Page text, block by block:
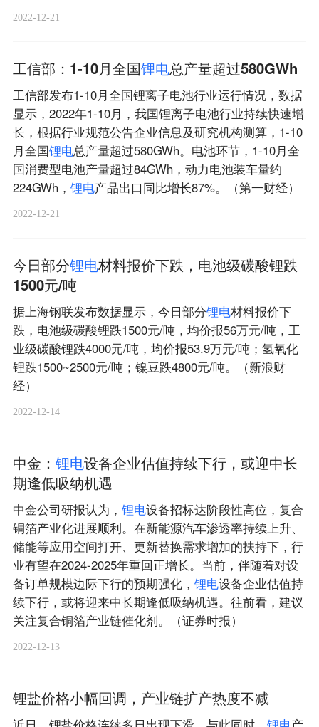
2022-12-21
工信部：1-10月全国锂电总产量超过580GWh
工信部发布1-10月全国锂离子电池行业运行情况，数据
显示，2022年1-10月，我国锂离子电池行业持续快速增
长，根据行业规范公告企业信息及研究机构测算，1-10
月全国锂电总产量超过580GWh。电池环节，1-10月全
国消费型电池产量超过84GWh，动力电池装车量约
224GWh， 锂电产品出口同比增长87%。（第一财经）
2022-12-21
今日部分锂电材料报价下跌，电池级碳酸锂跌
1500元/吨
据上海钢联发布数据显示，今日部分锂电材料报价下
跌，电池级碳酸锂跌1500元/吨，均价报56万元/吨，工
业级碳酸锂跌4000元/吨，均价报53.9万元/吨；氢氧化
锂跌1500~2500元/吨；镍豆跌4800元/吨。（新浪财
经）
2022-12-14
中金： 锂电设备企业估值持续下行，或迎中长
期逢低吸纳机遇
中金公司研报认为， 锂电设备招标达阶段性高位，复合
铜箔产业化进展顺利。在新能源汽车渗透率持续上升、
储能等应用空间打开、更新替换需求增加的扶持下，行
业有望在2024-2025年重回正增长。当前，伴随着对设
备订单规模边际下行的预期强化， 锂电设备企业估值持
续下行，或将迎来中长期逢低吸纳机遇。往前看，建议
关注复合铜箔产业链催化剂。（证券时报）
2022-12-13
锂盐价格小幅回调，产业链扩产热度不减